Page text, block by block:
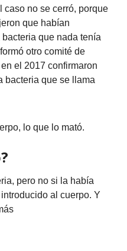
caso no se cerró, porque
que habían
que nada tenía
otro comité de
el 2017 confirmaron
bacteria que se llama
lo que lo mató.
pero no si la había
al cuerpo. Y